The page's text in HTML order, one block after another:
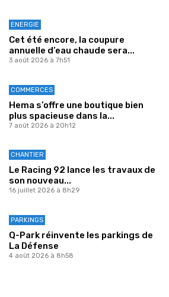
ENERGIE
Cet été encore, la coupure
annuelle d’eau chaude sera...
3 août 2026 à 7h51
COMMERCES
Hema s’offre une boutique bien
plus spacieuse dans la...
7 août 2026 à 20h12
CHANTIER
Le Racing 92 lance les travaux de
son nouveau...
16 juillet 2026 à 8h29
PARKINGS
Q-Park réinvente les parkings de
La Défense
4 août 2026 à 8h58